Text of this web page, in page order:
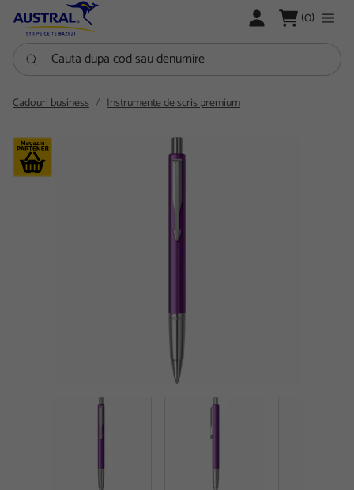
LOGARE (0)
Cauta dupa cod sau denumire
Cadouri business Instrumente de scris premium